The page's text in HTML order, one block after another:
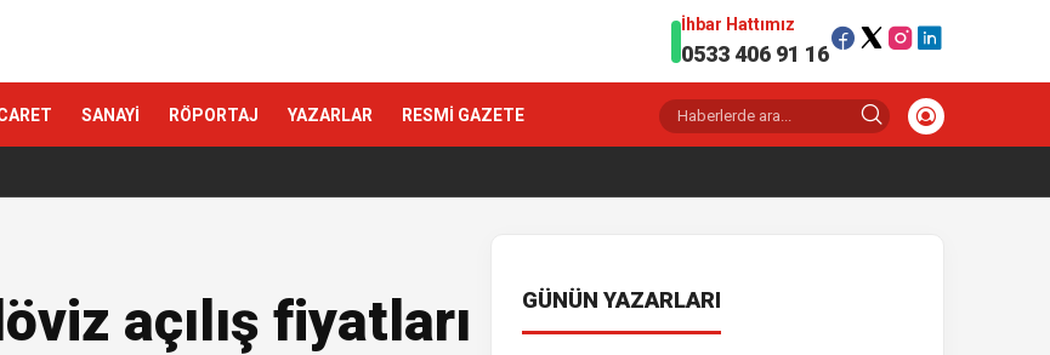
İhbar Hattımız
0533 406 91 16
SANAYİ RÖPORTAJ YAZARLAR RESMİ GAZETE
açılış fiyatları GÜNÜN YAZARLARI